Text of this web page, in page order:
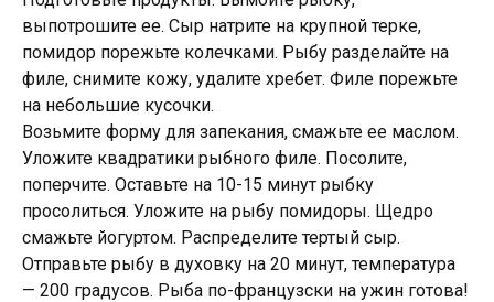
выпотрошите ее. Сыр натрите на крупной терке,
помидор порежьте колечками. Рыбу разделайте на
филе, снимите кожу, удалите хребет. Филе порежьте
на небольшие кусочки.
Возьмите форму для запекания, смажьте ее маслом.
Уложите квадратики рыбного филе. Посолите,
поперчите. Оставьте на 10-15 минут рыбку
просолиться. Уложите на рыбу помидоры. Щедро
смажьте йогуртом. Распределите тертый сыр.
Отправьте рыбу в духовку на 20 минут, температура
— 200 градусов. Рыба по-французски на ужин готова!